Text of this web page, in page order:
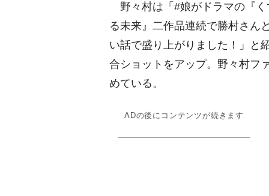
野々村は「#娘がドラマの『
る未来』二作品連続で勝村さん
い話で盛り上がりました！」と
合ショットをアップ。野々村フ
めている。
ADの後にコンテンツが続きます